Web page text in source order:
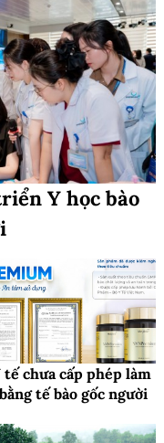
Y học bào
tế chưa cấp phép làm
tế bào gốc người